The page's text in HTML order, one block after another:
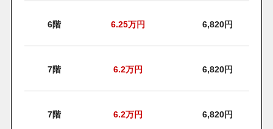
6階 6.25万円 6,820円
7階 6.2万円 6,820円
7階 6.2万円 6,820円